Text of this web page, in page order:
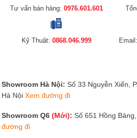
Tư vấn bán hàng: 0976.601.601
Kỹ Thuật: 0868.046.999 Email:
Showroom Hà Nội: Số 33 Nguyễn Xiển,
Hà Nội Xem đường đi
Showroom Q6 (Mới): Số 651 Hồng
đường đi